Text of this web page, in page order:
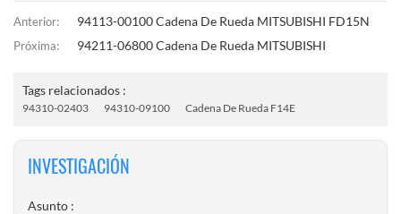
Anterior: 94113-00100 Cadena De Rueda MITSUBISHI FD15N
Próxima: 94211-06800 Cadena De Rueda MITSUBISHI
Tags relacionados :
94310-02403 94310-09100 Cadena De Rueda F14E
INVESTIGACIÓN
Asunto :